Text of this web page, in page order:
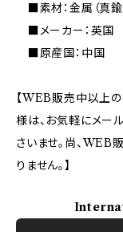
■素材：金属（真鍮
■メーカー：英国
■原産国：中国
【WEB販売中以上
様は、お気軽にメー
さいませ。尚、WEB
りません。】